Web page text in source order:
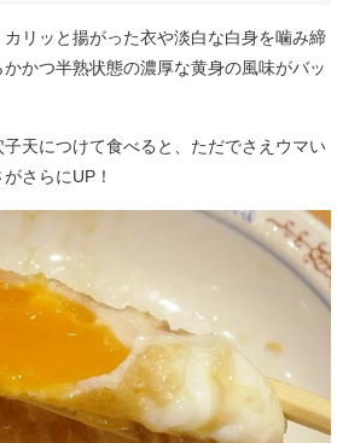
リッと揚がった衣や淡白な白身を噛み締
かつ半熟状態の濃厚な黄身の風味がバッ
天につけて食べると、ただでさえウマい
さらにUP！